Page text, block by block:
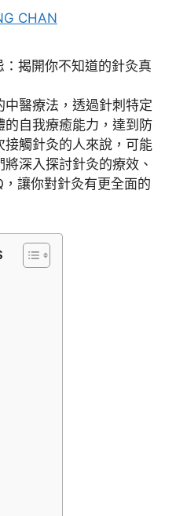
CHAN
醫療法，透過針刺特定
自我療癒能力，達到防
觸針灸的人來說，可能
深入探討針灸的療效、
讓你對針灸有更全面的